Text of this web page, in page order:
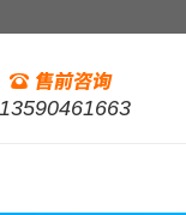
13590461663